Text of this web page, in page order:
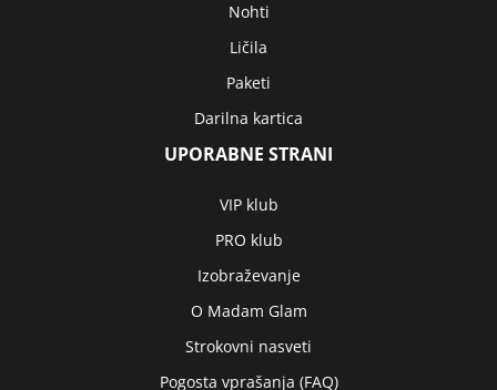
Nohti
Ličila
Paketi
Darilna kartica
UPORABNE STRANI
VIP klub
PRO klub
Izobraževanje
O Madam Glam
Strokovni nasveti
Pogosta vprašanja (FAQ)